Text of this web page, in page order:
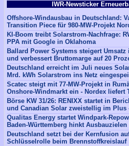
IWR-Newsticker
Offshore-Windausbau in Deutschland:
Transition Piece für 980-MW-Projekt
KI-Boom treibt Solarstrom-Nachfrage:
PPA mit Google in Oklahoma
Ballard Power Systems steigert Umsatz
und verbessert Bruttomarge auf 20
Deutschland erreicht im Juli neues
Mrd. kWh Solarstrom ins Netz
Scatec steigt mit 77-MW-Projekt in
Onshore-Windmarkt ein - Nordex liefert
Börse KW 31/26: RENIXX startet in
und Canadian Solar zweistellig im Plus
Qualitas Energy startet Windpark-
Baden-Württemberg hinkt
Deutschland setzt bei der Kernfusion
Schlüsselrolle beim Brennstoffkreislauf